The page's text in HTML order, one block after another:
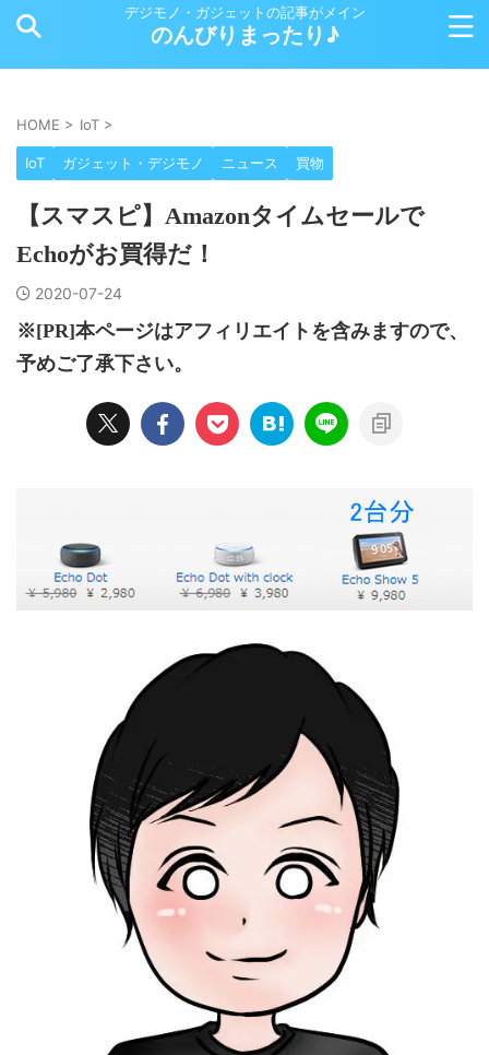
デジモノ・ガジェットの記事がメイン
のんびりまったり♪
HOME > IoT >
IoT ガジェット・デジモノ ニュース 買物
【スマスピ】Amazonタイムセールで
Echoがお買得だ！
2020-07-24
※[PR]本ページはアフィリエイトを含みますので、
予めご了承下さい。